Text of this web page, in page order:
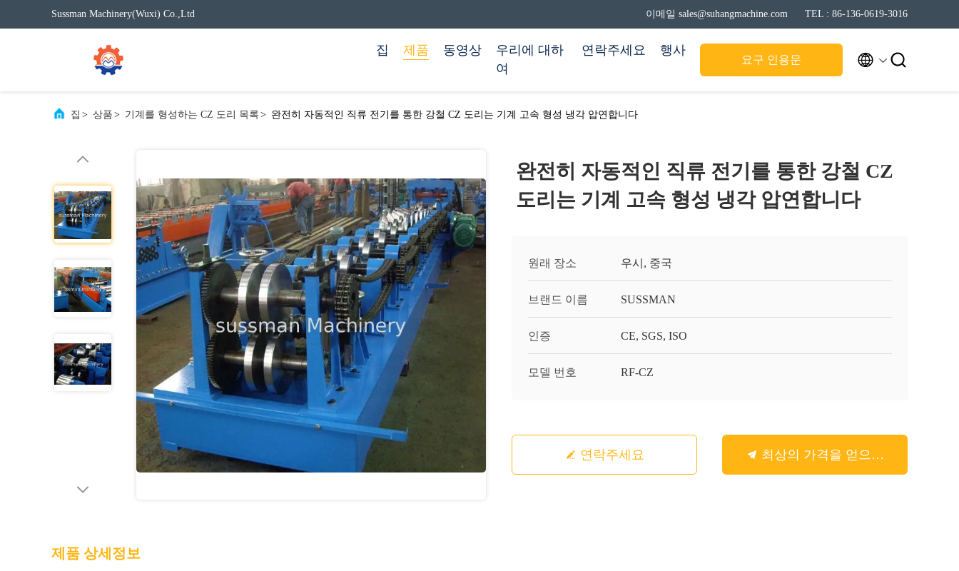
Sussman Machinery(Wuxi) Co.,Ltd 이메일 sales@suhangmachine.com TEL : 86-136-0619-3016
집 제품 동영상
우리에 대하
여
연락주세요 행사
요구 인용문  
집 > 상품 > 기계를 형성하는 CZ 도리 목록 > 완전히 자동적인 직류 전기를 통한 강철 CZ 도리는 기계 고속 형성 냉각 압연합니다
완전히 자동적인 직류 전기를 통한 강철 CZ
도리는 기계 고속 형성 냉각 압연합니다
원래 장소 우시, 중국
브랜드 이름 SUSSMAN
인증 CE, SGS, ISO
모델 번호 RF-CZ
연락주세요 최상의 가격을 얻으세요
제품 상세정보